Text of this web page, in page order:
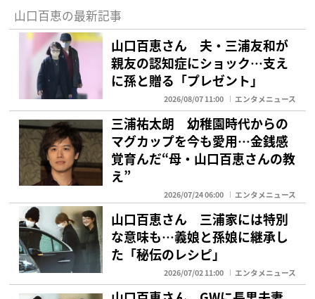
山口百恵の最新記事
山口百恵さん 夫・三浦友和が
親友の認知症にショック…支え
に孫と贈る「プレゼント」
2026/08/07 11:00 エンタメニュース
三浦祐太朗 幼稚園時代からの
マグカップを今も愛用…金銭感
覚育んだ“母・山口百恵さんの教
え”
2026/07/24 06:00 エンタメニュース
山口百恵さん 三浦家には特別
な意味も…義娘と孫娘に継承し
た「秘伝のレシピ」
2026/07/02 11:00 エンタメニュース